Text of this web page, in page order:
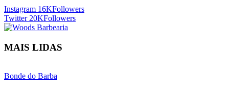
Instagram 16KFollowers
Twitter 20KFollowers
MAIS LIDAS
Bonde do Barba